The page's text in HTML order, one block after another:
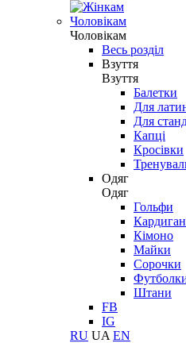
Чоловікам
Чоловікам
Весь розділ
Взуття
Взуття
Балетки
Для
Для
Капці
Кросівки
Одяг
Одяг
Гольфи
Кімоно
Майки
Сорочки
Штани
FB
IG
RU UA EN